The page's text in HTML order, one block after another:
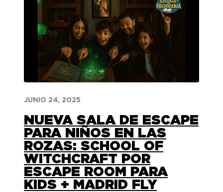
JUNIO 24, 2025
NUEVA SALA DE ESCAPE
PARA NIÑOS EN LAS
ROZAS: SCHOOL OF
WITCHCRAFT POR
ESCAPE ROOM PARA
KIDS + MADRID FLY